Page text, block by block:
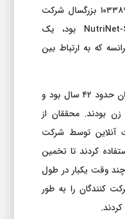
کردند. این تحقیق شامل ۱۰۳۳۸۹ بزرگسال شرکت
کننده در مطالعه NutriNet-Santé بود، یک
که به ارتباط بین
میانگین سنی شرکت کنندگان حدود ۴۲ سال بود و
از هر ۱۰ نفر ۸ نفر زن بودند. محققان از
آنلاین توسط شرکت
کردند تا تخمین
وقت یکبار در طول
کنندگان را به طور